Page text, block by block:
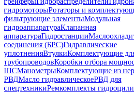
гидромоторыРотаторы и
фильтрующие элементыМодульная
гидроаппаратураКлапанная
аппаратураГидростанции
соединения (БРС)Гидравлические
уплотненияВтулкиКомплектующие
трубопроводовКоробки отбора
ШСМанометрыКомплектующие из
РВДМасло гидравлическоеРВД для
спецтехникиРемкомплекты